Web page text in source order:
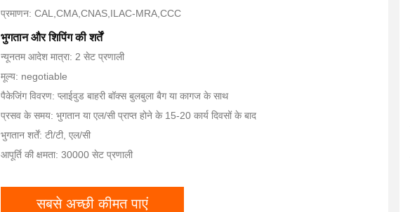
प्रमाणन: CAL,CMA,CNAS,ILAC-MRA,CCC
भुगतान और शिपिंग की शर्तें
न्यूनतम आदेश मात्रा: 2 सेट प्रणाली
मूल्य: negotiable
पैकेजिंग विवरण: प्लाईवुड बाहरी बॉक्स बुलबुला बैग या कागज के साथ
प्रसव के समय: भुगतान या एल/सी प्राप्त होने के 15-20 कार्य दिवसों के बाद
भुगतान शर्तें: टी/टी, एल/सी
आपूर्ति की क्षमता: 30000 सेट प्रणाली
सबसे अच्छी कीमत पाएं